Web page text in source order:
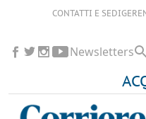
CONTATTI E SEDI
Newsletters